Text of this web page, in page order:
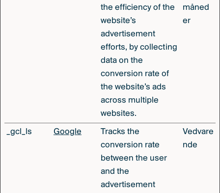
the efficiency of the
website’s
advertisement
efforts, by collecting
data on the
conversion rate of
the website’s ads
across multiple
websites.
måned
er
_gcl_ls Google
Tracks the
conversion rate
between the user
and the
advertisement
Vedvare
nde